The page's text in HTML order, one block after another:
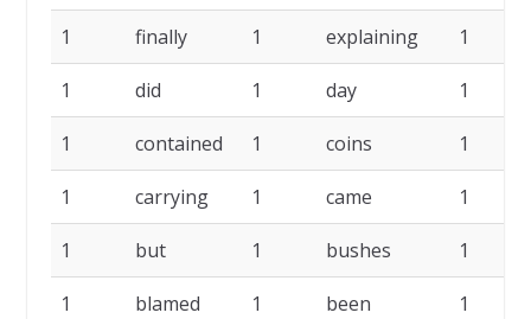
1 finally 1 explaining 1
1 did 1 day 1
1 contained 1 coins 1
1 carrying 1 came 1
1 but 1 bushes 1
1 blamed 1 been 1